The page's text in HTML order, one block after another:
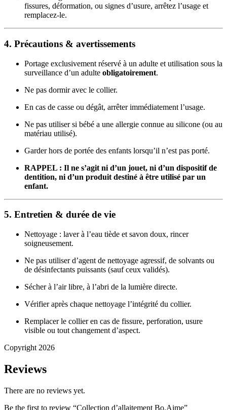
fissures, déformation, ou signes d’usure, arrêtez l’usage et
remplacez-le.
4. Précautions & avertissements
Portage exclusivement réservé à un adulte et utilisation sous la
surveillance d’un adulte obligatoirement.
Ne pas dormir avec le collier.
En cas de casse ou dégât, arrêter immédiatement l’usage.
Ne pas utiliser si bébé a une allergie connue au silicone (ou au
matériau utilisé).
Garder hors de portée des enfants lorsqu’il n’est pas porté.
RAPPEL : Il ne s’agit ni d’un jouet, ni d’un dispositif de
dentition, ni d’un produit destiné à être utilisé par un
enfant.
5. Entretien & durée de vie
Nettoyage : laver à l’eau tiède et savon doux, rincer
soigneusement.
Ne pas utiliser d’agent de nettoyage agressif, de solvants ou
de désinfectants puissants (sauf ceux validés).
Sécher à l’air libre, à l’abri de la lumière directe.
Vérifier après chaque nettoyage l’intégrité du collier.
Remplacer le collier en cas de fissure, perforation, usure
visible ou tout changement d’aspect.
Copyright 2026
Reviews
There are no reviews yet.
Be the first to review “Collection d’allaitement Bo.Aime”